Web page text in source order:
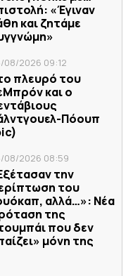
«Έγιναν
και ζητάμε
08/2026 09:12
πλευρό του
και ο
Πόουπ
08/2026 08:59
την
του
αλλά…»: Νέα
της
που δεν
μόνη της